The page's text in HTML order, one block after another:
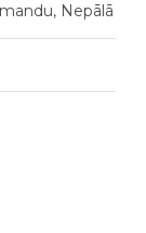
Nepālā